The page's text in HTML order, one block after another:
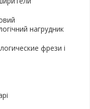
нагрудник
фрези і